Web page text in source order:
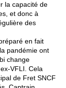
la capacité de
et donc à
des
en fait
pandémie ont
change
VFLI. Cela
de Fret SNCF